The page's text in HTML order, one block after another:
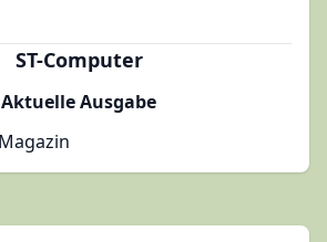
ST-Computer
Aktuelle Ausgabe